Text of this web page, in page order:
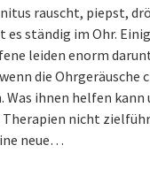
rauscht, piepst,
es ständig im Ohr.
leiden enorm
die Ohrgeräusche
Was ihnen helfen kann
Therapien nicht
neue…